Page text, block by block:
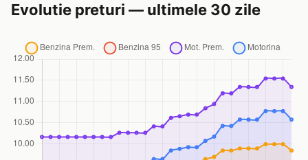
Evolutie preturi — ultimele 30 zile